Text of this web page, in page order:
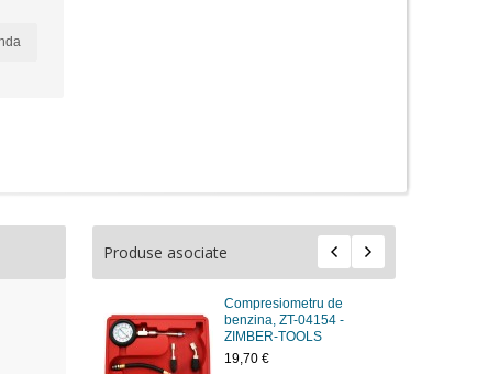
Produse asociate
Compresiometru de
benzina, ZT-04154 -
ZIMBER-TOOLS
19,70 €